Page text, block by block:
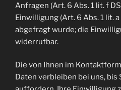
Anfragen (Art. 6 Abs. 1 lit. f
Einwilligung (Art. 6 Abs. 1 lit.
abgefragt wurde; die
widerrufbar.
Die von Ihnen im
Daten verbleiben bei uns, bis